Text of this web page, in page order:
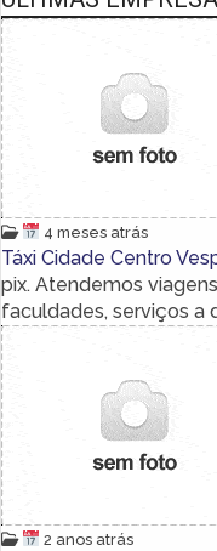
4 meses atrás
Táxi Cidade Centro
pix. Atendemos
faculdades, serviços a
2 anos atrás